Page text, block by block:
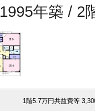
1995年築 / 2
1階5.7万円共益費等